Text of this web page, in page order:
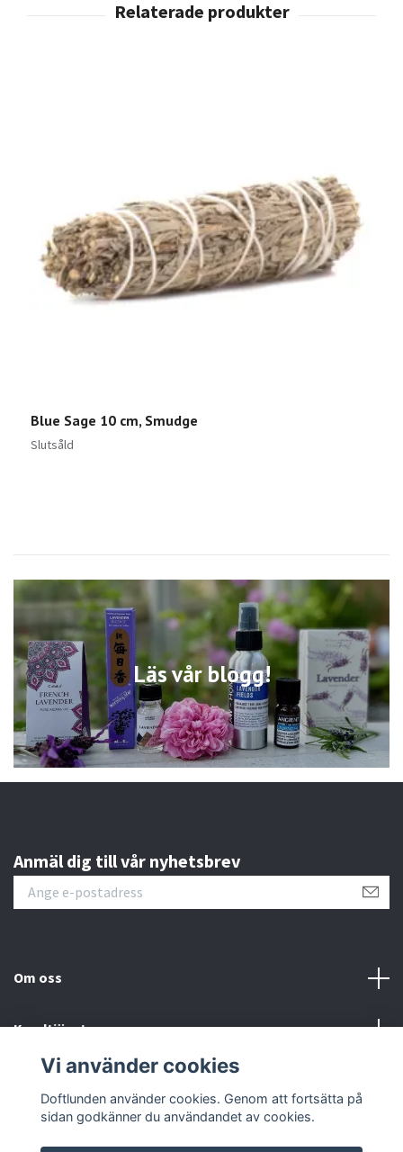
Läs vår blogg!
Blue Sage 10 cm, Smudge
Slutsåld
Anmäl dig till vår nyhetsbrev
Om oss
Kundtjänst
Vi använder cookies
Doftlunden använder cookies. Genom att fortsätta på
sidan godkänner du användandet av cookies.